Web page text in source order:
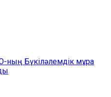
Бүкіләлемдік мұра